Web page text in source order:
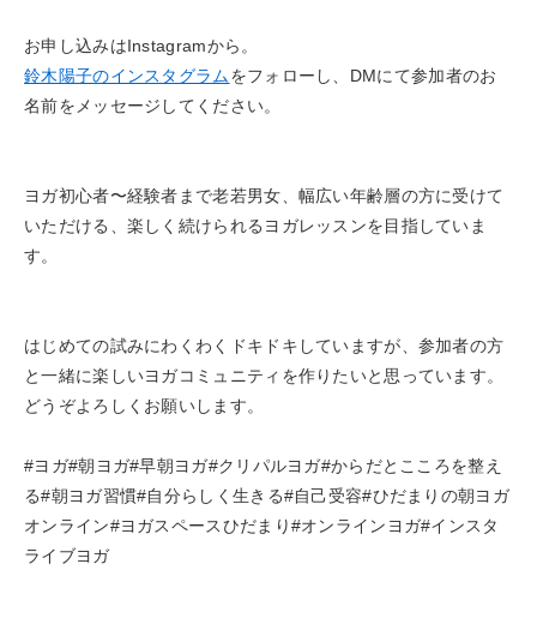
お申し込みはInstagramから。
鈴木陽子のインスタグラムをフォローし、DMにて参加者のお
名前をメッセージしてください。
ヨガ初心者〜経験者まで老若男女、幅広い年齢層の方に受けて
いただける、楽しく続けられるヨガレッスンを目指していま
す。
はじめての試みにわくわくドキドキしていますが、参加者の方
と一緒に楽しいヨガコミュニティを作りたいと思っています。
どうぞよろしくお願いします。
#ヨガ#朝ヨガ#早朝ヨガ#クリパルヨガ#からだとこころを整え
る#朝ヨガ習慣#自分らしく生きる#自己受容#ひだまりの朝ヨガ
オンライン#ヨガスペースひだまり#オンラインヨガ#インスタ
ライブヨガ